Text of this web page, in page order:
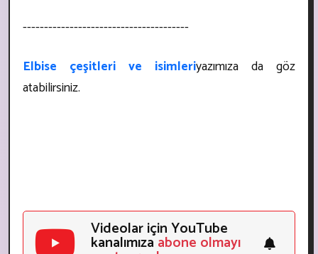
---------------------------------------
Elbise çeşitleri ve isimleriyazımıza da göz
atabilirsiniz.
Videolar için YouTube
kanalımızaabone olmayı